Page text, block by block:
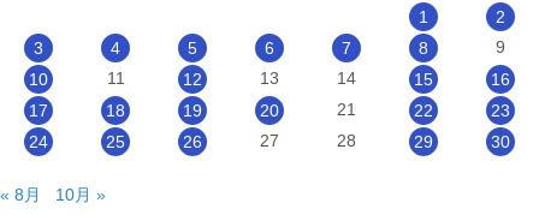
1
2
3
4 5 6 7 8
9
10
11 12 13 14 15
16
17
18 19 20 21 22
23
24
25 26 27 28 29 30
« 8月 10月 »